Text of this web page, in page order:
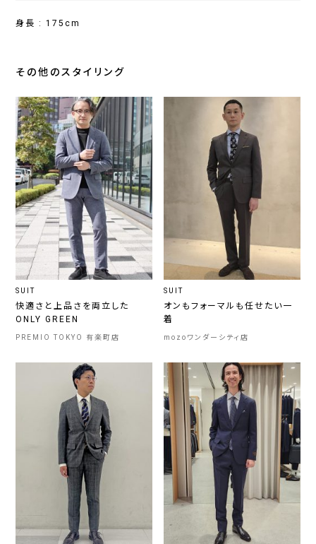
身長 : 175cm
その他のスタイリング
SUIT
快適さと上品さを両立した
ONLY GREEN
PREMIO TOKYO 有楽町店
SUIT
オンもフォーマルも任せたい一
着
mozoワンダーシティ店